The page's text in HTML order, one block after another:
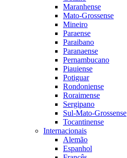
Maranhense
Mato-Grossense
Mineiro
Paraense
Paraibano
Paranaense
Pernambucano
Piauiense
Potiguar
Rondoniense
Roraimense
Sergipano
Sul-Mato-Grossense
Tocantinense
Internacionais
Alemão
Espanhol